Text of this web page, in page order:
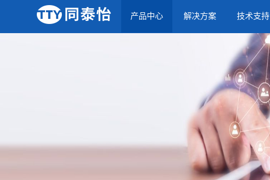
产品中心 解决方案 技术支持